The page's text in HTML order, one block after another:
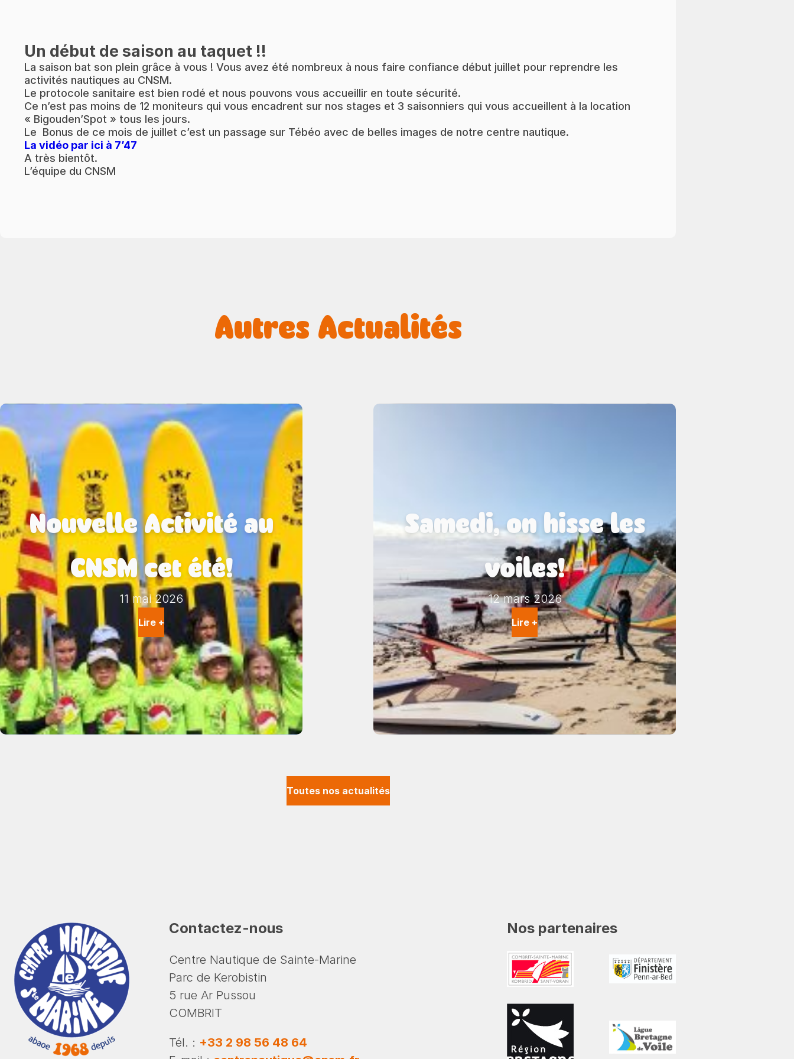
Un début de saison au taquet !!
La saison bat son plein grâce à vous ! Vous avez été nombreux à nous faire confiance début juillet pour reprendre les
activités nautiques au CNSM.
Le protocole sanitaire est bien rodé et nous pouvons vous accueillir en toute sécurité.
Ce n’est pas moins de 12 moniteurs qui vous encadrent sur nos stages et 3 saisonniers qui vous accueillent à la location
« Bigouden’Spot » tous les jours.
Le Bonus de ce mois de juillet c’est un passage sur Tébéo avec de belles images de notre centre nautique.
La vidéo par ici à 7’47
A très bientôt.
L’équipe du CNSM
Autres Actualités
Nouvelle Activité au
CNSM cet été!
11 mai 2026
Lire +
Samedi, on hisse les
voiles!
12 mars 2026
Lire +
Toutes nos actualités
Contactez-nous
Centre Nautique de Sainte-Marine
Parc de Kerobistin
5 rue Ar Pussou
COMBRIT
Tél. : +33 2 98 56 48 64
Nos partenaires